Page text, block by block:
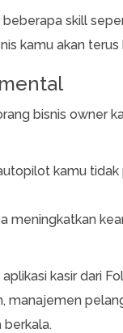
skill
kamu akan
bisnis owner
kamu
meningkatkan
kasir dari
manajemen
berkala.